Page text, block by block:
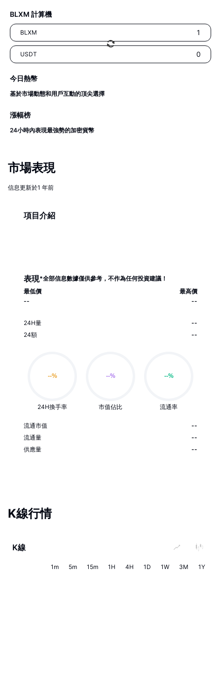
市場表現
信息更新於1 年前
項目介紹
表現*全部信息數據僅供參考，不作為任何投資建議！
最低價
最高價
--
--
24H量
--
24額
--
24H換手率 市值佔比 流通率
流通市值
--
流通量
--
供應量
--
K線行情
K線
1m 5m 15m 1H 4H 1D 1W 3M 1Y
BLXM 計算機
BLXM
USDT
今日熱幣
基於市場動態和用戶互動的頂尖選擇
漲幅榜
24小時內表現最強勢的加密貨幣